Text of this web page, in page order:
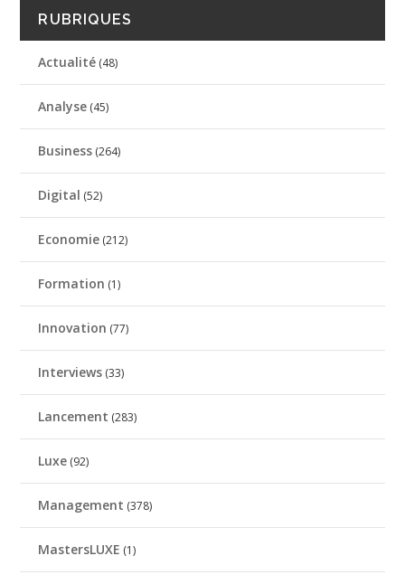
RUBRIQUES
Actualité (48)
Analyse (45)
Business (264)
Digital (52)
Economie (212)
Formation (1)
Innovation (77)
Interviews (33)
Lancement (283)
Luxe (92)
Management (378)
MastersLUXE (1)